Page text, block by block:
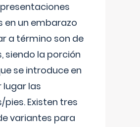
en un embarazo
a término son de
siendo la porción
se introduce en
lugar las
pies. Existen tres
variantes para